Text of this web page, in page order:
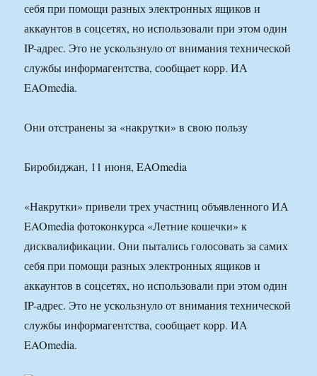
себя при помощи разных электронных ящиков и
аккаунтов в соцсетях, но использовали при этом один
IP-адрес. Это не ускользнуло от внимания технической
службы информагентства, сообщает корр. ИА
EAOmedia.
Они отстранены за «накрутки» в свою пользу
Биробиджан, 11 июня, EAOmedia
«Накрутки» привели трех участниц объявленного ИА
EAOmedia фотоконкурса «Летние кошечки» к
дисквалификации. Они пытались голосовать за самих
себя при помощи разных электронных ящиков и
аккаунтов в соцсетях, но использовали при этом один
IP-адрес. Это не ускользнуло от внимания технической
службы информагентства, сообщает корр. ИА
EAOmedia.